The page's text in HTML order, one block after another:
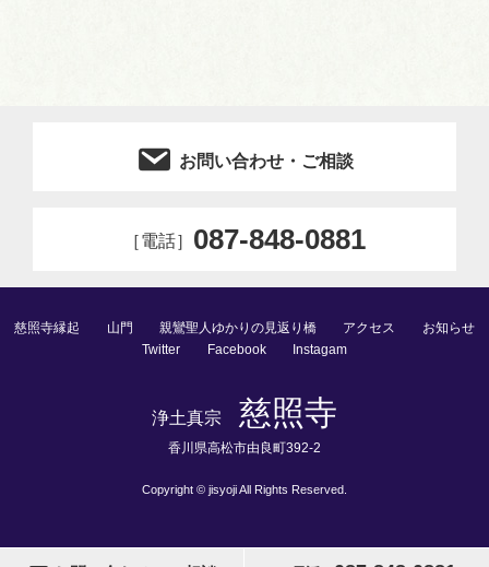
お問い合わせ・ご相談
［電話］ 087-848-0881
慈照寺縁起 山門 親鸞聖人ゆかりの見返り橋 アクセス
お知らせ
Twitter
Facebook Instagam
浄⼟真宗 慈照寺
⾹川県⾼松市由良町392-2
Copyright © jisyoji All Rights Reserved.